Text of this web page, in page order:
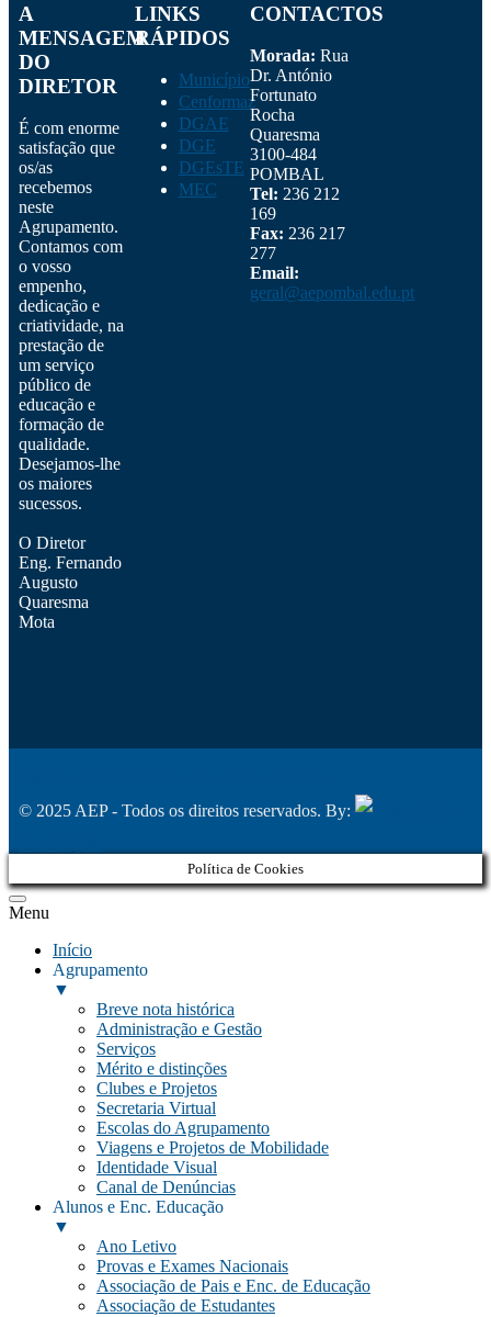
A
MENSAGEM
DO
DIRETOR
É com enorme
satisfação que
os/as
recebemos
neste
Agrupamento.
Contamos com
o vosso
empenho,
dedicação e
criatividade, na
prestação de
um serviço
público de
educação e
formação de
qualidade.
Desejamos-lhe
os maiores
sucessos.
O Diretor
Eng. Fernando
Augusto
Quaresma
Mota
LINKS
RÁPIDOS
Município
Cenformaz
DGAE
DGE
DGEsTE
MEC
CONTACTOS
Morada: Rua
Dr. António
Fortunato
Rocha
Quaresma
3100-484
POMBAL
Tel: 236 212
169
Fax: 236 217
277
Email:
geral@aepombal.edu.pt
© 2025 AEP - Todos os direitos reservados. By:
Política de Cookies
Menu
Início
Agrupamento
▼
Breve nota histórica
Administração e Gestão
Serviços
Mérito e distinções
Clubes e Projetos
Secretaria Virtual
Escolas do Agrupamento
Viagens e Projetos de Mobilidade
Identidade Visual
Canal de Denúncias
Alunos e Enc. Educação
▼
Ano Letivo
Provas e Exames Nacionais
Associação de Pais e Enc. de Educação
Associação de Estudantes